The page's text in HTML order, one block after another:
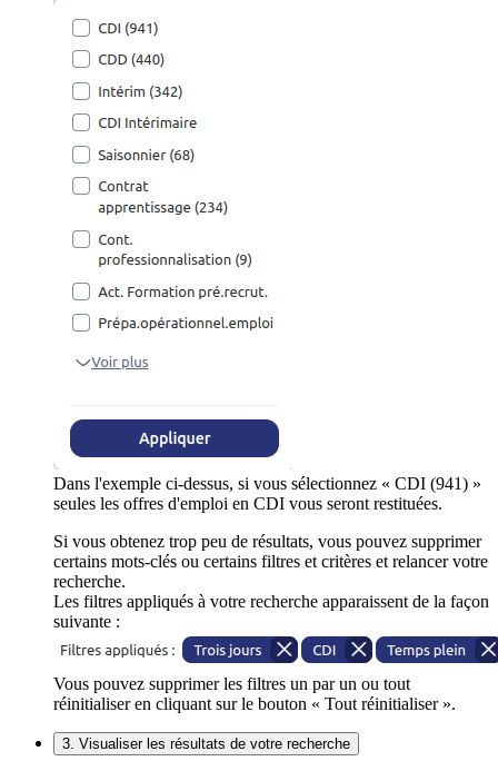
Dans l'exemple ci-dessus, si vous sélectionnez « CDI (941) »
seules les offres d'emploi en CDI vous seront restituées.
Si vous obtenez trop peu de résultats, vous pouvez supprimer
certains mots-clés ou certains filtres et critères et relancer votre
recherche.
Les filtres appliqués à votre recherche apparaissent de la façon
suivante :
Vous pouvez supprimer les filtres un par un ou tout
réinitialiser en cliquant sur le bouton « Tout réinitialiser ».
3. Visualiser les résultats de votre recherche